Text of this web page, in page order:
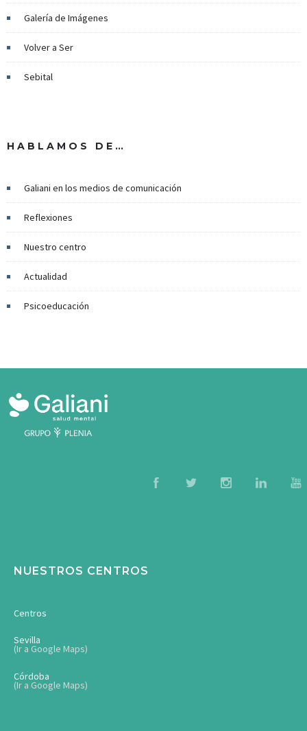
Galería de Imágenes
Volver a Ser
Sebital
HABLAMOS DE…
Galiani en los medios de comunicación
Reflexiones
Nuestro centro
Actualidad
Psicoeducación
NUESTROS CENTROS
Centros
Sevilla
(Ir a Google Maps)
Córdoba
(Ir a Google Maps)